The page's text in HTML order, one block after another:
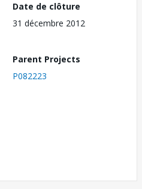
Date de clôture
31 décembre 2012
Parent Projects
P082223